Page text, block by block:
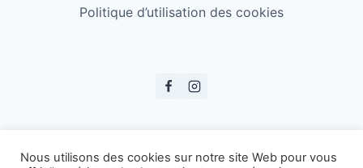
Politique d’utilisation des cookies
Nous utilisons des cookies sur notre site Web pour vous